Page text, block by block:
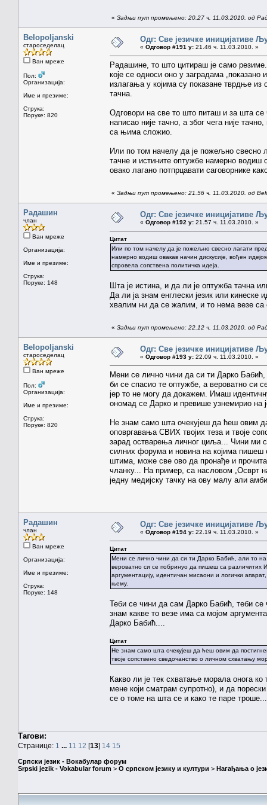
« Задњи пут промењено: 20.27 ч. 11.03.2010. од
Belopoljanski
староседелац
Ван мреже
Пол:
Организација:
Име и презиме:
Струка:
Поруке: 820
Одг: Све језичке иницијативе
« Одговор #191 у: 21.46 ч. 11.03.2010. »
Радашине, то што цитираш је само
које се односи оно у заградама „показано
излагања у којима су показане тврдње из
тачна.
Одговори на све то што питаш и за шта
написао није тачно, а због чега није
са њима сложио.
Или по том начелу да је пожељно свесно
тачне и истините оптужбе намерно водиш
овако лагано потпрцавати саговорнике
« Задњи пут промењено: 21.56 ч. 11.03.2010. од
Радашин
члан
Ван мреже
Организација:
Име и презиме:
Струка:
Поруке: 148
Одг: Све језичке иницијативе
« Одговор #192 у: 21.57 ч. 11.03.2010. »
Цитат
Или по том начелу да је пожељно свесно лагати
намерно водиш овакав начин дискусије, вођен
спровела сопствена политичка идеја.
Шта је истина, и да ли је оптужба тачна
Да ли ја знам енглески језик или
хвалим ни да се жалим, и то нема везе са
« Задњи пут промењено: 22.12 ч. 11.03.2010. од
Belopoljanski
староседелац
Ван мреже
Пол:
Организација:
Име и презиме:
Струка:
Поруке: 820
Одг: Све језичке иницијативе
« Одговор #193 у: 22.09 ч. 11.03.2010. »
Мени се лично чини да си ти Дарко
би се спасио те оптужбе, а вероватно си
јер то не могу да докажем. Имаш
ономад се Дарко и превише узнемирио на
Не знам само шта очекујеш да ћеш овим
оповргавања СВИХ твојих теза и твоје
зарад остварења личног циља... Чини ми
силних форума и новина на којима пишеш
штима, може све ово да пронађе и
чланку... На пример, са насловом „Осврт
једну медијску тачку на ову малу али
Радашин
члан
Ван мреже
Организација:
Име и презиме:
Струка:
Поруке: 148
Одг: Све језичке иницијативе
« Одговор #194 у: 22.19 ч. 11.03.2010. »
Цитат
Мени се лично чини да си ти Дарко Бабић, али то
вероватно си се побринуо да пишеш са различитих
аргументацију, идентичан мисаони и логички
њему.
Теби се чини да сам Дарко Бабић, теби
знам какве то везе има са мојом
Дарко Бабић....
Цитат
Не знам само шта очекујеш да ћеш овим да
твоје сопствено сведочанство о личном схватању
Какво ли је тек схватање морала онога
мене који сматрам супротно), и да
се о томе на шта се и како те паре троше...
Тагови:
Странице: 1 ... 11 12 [13] 14 15
Српски језик - Вокабулар форум
Srpski jezik - Vokabular forum > О српском језику и култури > Нагађања о